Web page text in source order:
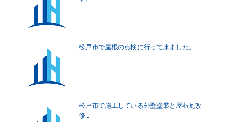
松戸市で屋根の点検に行って来ました。
松戸市で施工している外壁塗装と屋根瓦改
修...